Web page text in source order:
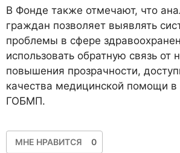
В Фонде также отмечают, что
граждан позволяет выявлять
проблемы в сфере
использовать обратную связь от
повышения прозрачности,
качества медицинской помощи
ГОБМП.
МНЕ НРАВИТСЯ 0